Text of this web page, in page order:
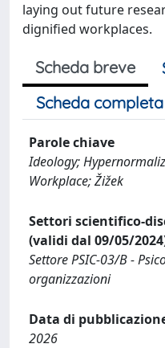
laying out future
dignified workplaces.
Scheda breve
Scheda
Parole chiave
Ideology;
Workplace; Žižek
Settori scientifico-
(validi dal 09/05/
Settore PSIC-03/B -
organizzazioni
Data di
2026